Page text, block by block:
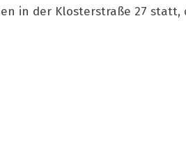
in der Klosterstraße 27 statt,